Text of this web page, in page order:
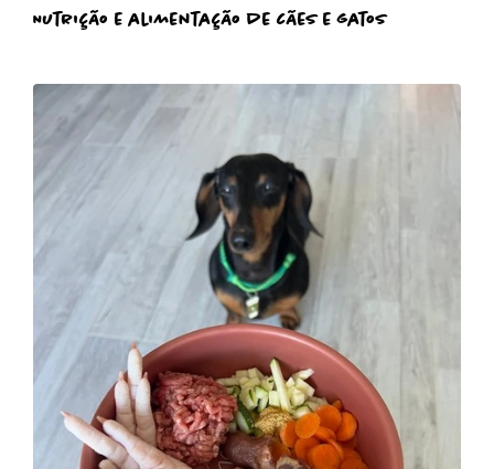
Nutrição e alimentação de cães e gatos